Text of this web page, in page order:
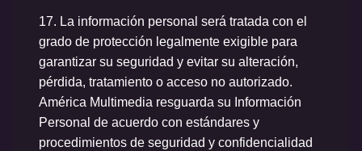
17. La información personal será tratada con el
grado de protección legalmente exigible para
garantizar su seguridad y evitar su alteración,
pérdida, tratamiento o acceso no autorizado.
América Multimedia resguarda su Información
Personal de acuerdo con estándares y
procedimientos de seguridad y confidencialidad